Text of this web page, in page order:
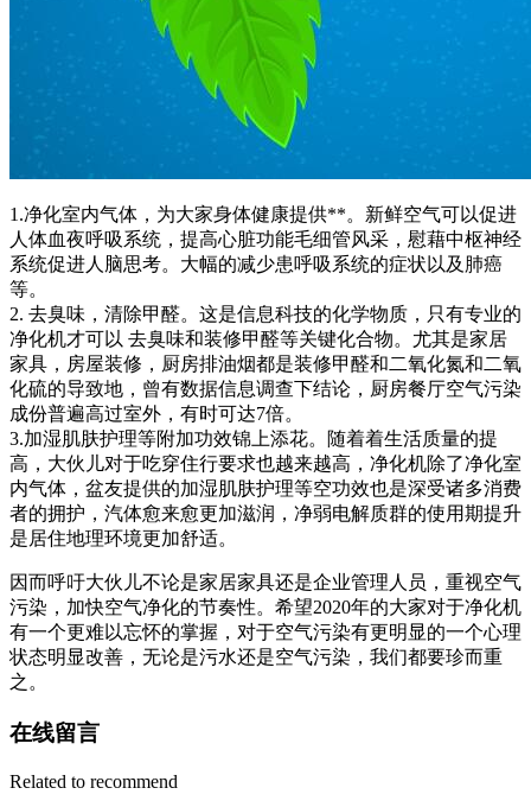
1.净化室内气体，为大家身体健康提供**。新鲜空气可以促进
人体血夜呼吸系统，提高心脏功能毛细管风采，慰藉中枢神经
系统促进人脑思考。大幅的减少患呼吸系统的症状以及肺癌
等。
2. 去臭味，清除甲醛。这是信息科技的化学物质，只有专业的
净化机才可以 去臭味和装修甲醛等关键化合物。尤其是家居
家具，房屋装修，厨房排油烟都是装修甲醛和二氧化氮和二氧
化硫的导致地，曾有数据信息调查下结论，厨房餐厅空气污染
成份普遍高过室外，有时可达7倍。
3.加湿肌肤护理等附加功效锦上添花。随着着生活质量的提
高，大伙儿对于吃穿住行要求也越来越高，净化机除了净化室
内气体，盆友提供的加湿肌肤护理等空功效也是深受诸多消费
者的拥护，汽体愈来愈更加滋润，净弱电解质群的使用期提升
是居住地理环境更加舒适。
因而呼吁大伙儿不论是家居家具还是企业管理人员，重视空气
污染，加快空气净化的节奏性。希望2020年的大家对于净化机
有一个更难以忘怀的掌握，对于空气污染有更明显的一个心理
状态明显改善，无论是污水还是空气污染，我们都要珍而重
之。
在线留言
Related to recommend